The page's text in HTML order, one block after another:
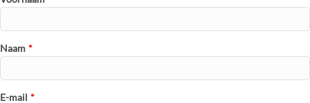
Naam *
E-mail *